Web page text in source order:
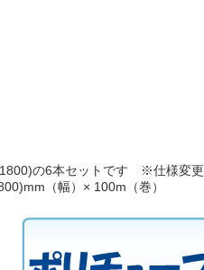
の6本セットです ※仕様変更
（幅）× 100m（巻）